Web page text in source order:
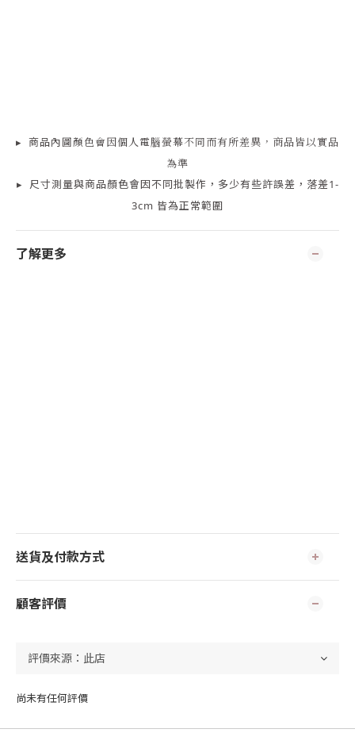
▸ 商品內圖顏色會因個人電腦螢幕不同而有所差異，商品皆以實品
為準
▸ 尺寸測量與商品顏色會因不同批製作，多少有些許誤差，落差1-
3cm 皆為正常範圍
了解更多
送貨及付款方式
顧客評價
尚未有任何評價